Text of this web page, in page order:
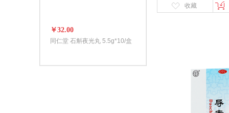
收藏
￥32.00
同仁堂 石斛夜光丸 5.5g*10/盒